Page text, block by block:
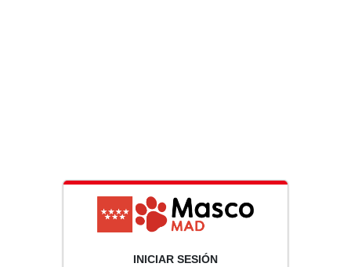
INICIAR SESIÓN